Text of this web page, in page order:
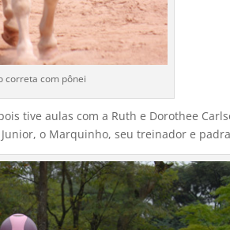
correta com pônei
tive aulas com a Ruth e Dorothee
o Marquinho, seu treinador e